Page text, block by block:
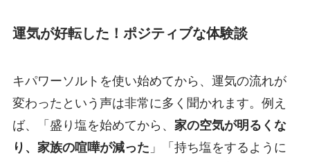
運気が好転した！ポジティブな体験談
キパワーソルトを使い始めてから、運気の流れが
変わったという声は非常に多く聞かれます。例え
ば、「盛り塩を始めてから、 家の空気が明るくな
り、家族の喧嘩が減った 」「持ち塩をするように